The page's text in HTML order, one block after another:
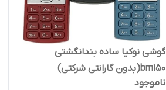
گوشی نوکیا ساده بندانگشتی
bm150(بدون گارانتی شرکتی)
ناموجود